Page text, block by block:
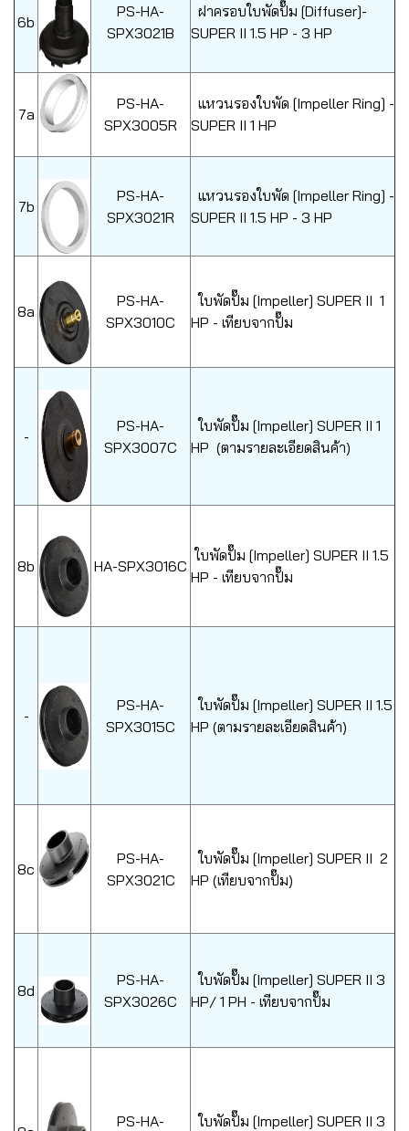
6b
PS-HA-
SPX3021B
ฝาครอบใบพัดปั๊ม [Diffuser]-
SUPER II 1.5 HP - 3 HP
7a
PS-HA-
SPX3005R
แหวนรองใบพัด [Impeller Ring] -
SUPER II 1 HP
7b
PS-HA-
SPX3021R
แหวนรองใบพัด [Impeller Ring] -
SUPER II 1.5 HP - 3 HP
8a
PS-HA-
SPX3010C
ใบพัดปั๊ม [Impeller] SUPER II 1
HP - เทียบจากปั๊ม
-
PS-HA-
SPX3007C
ใบพัดปั๊ม [Impeller] SUPER II 1
HP (ตามรายละเอียดสินค้า)
8b HA-SPX3016C
ใบพัดปั๊ม [Impeller] SUPER II 1.5
HP - เทียบจากปั๊ม
-
PS-HA-
SPX3015C
ใบพัดปั๊ม [Impeller] SUPER II 1.5
HP (ตามรายละเอียดสินค้า)
8c
PS-HA-
SPX3021C
ใบพัดปั๊ม [Impeller] SUPER II 2
HP (เทียบจากปั๊ม)
8d
PS-HA-
SPX3026C
ใบพัดปั๊ม [Impeller] SUPER II 3
HP/ 1 PH - เทียบจากปั๊ม
PS-HA- ใบพัดปั๊ม [Impeller] SUPER II 3